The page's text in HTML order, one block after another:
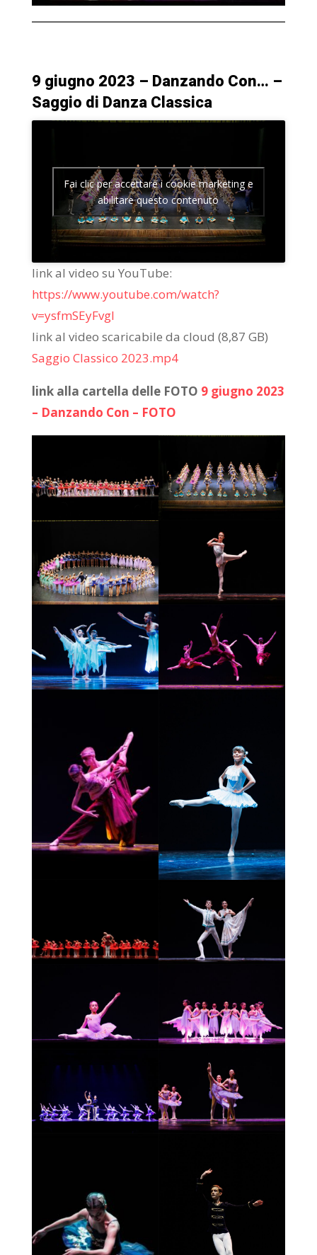
9 giugno 2023 – Danzando Con… –
Saggio di Danza Classica
Fai clic per accettare i cookie marketing e
abilitare questo contenuto
link al video su YouTube:
https://www.youtube.com/watch?
v=ysfmSEyFvgI
link al video scaricabile da cloud (8,87 GB)
Saggio Classico 2023.mp4
link alla cartella delle FOTO 9 giugno 2023
– Danzando Con – FOTO